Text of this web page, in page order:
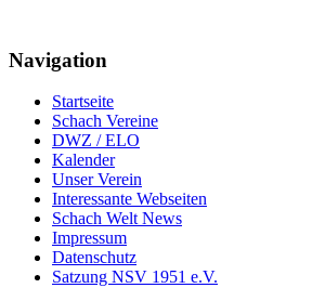
Navigation
Startseite
Schach Vereine
DWZ / ELO
Kalender
Unser Verein
Interessante Webseiten
Schach Welt News
Impressum
Datenschutz
Satzung NSV 1951 e.V.